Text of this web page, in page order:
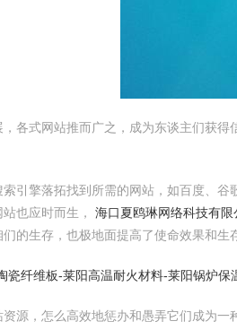
各式网站推而广之，成为东谈主们获
引擎落拓找到所需的网站，如百度、谷
也应时而生， 海口夏鸥琳网络科技有限
的生存，也极地面提高了使命效果和生
瓷纤维板-莱阳高温耐火材料-莱阳锅炉保
源，怎么高效地惩办和愚弄它们成为